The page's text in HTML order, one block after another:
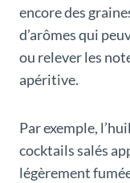
encore des
d’arômes qui
ou relever les
apéritive.
Par exemple,
cocktails salés
légèrement